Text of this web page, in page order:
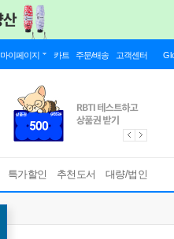
마이페이지 카트 주문/배송 고객센터
특가할인 추천도서 대량/법인